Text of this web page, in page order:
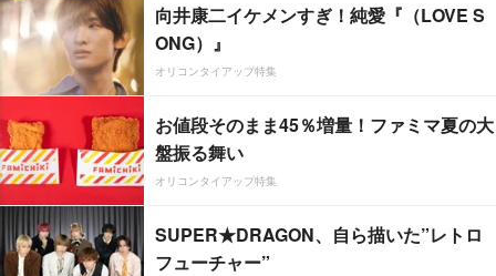
向井康二イケメンすぎ！純愛『（LOVE S
ONG）』
オリコンタイアップ特集
お値段そのまま45％増量！ファミマ夏の大
盤振る舞い
オリコンタイアップ特集
SUPER★DRAGON、自ら描いた”レトロ
フューチャー”